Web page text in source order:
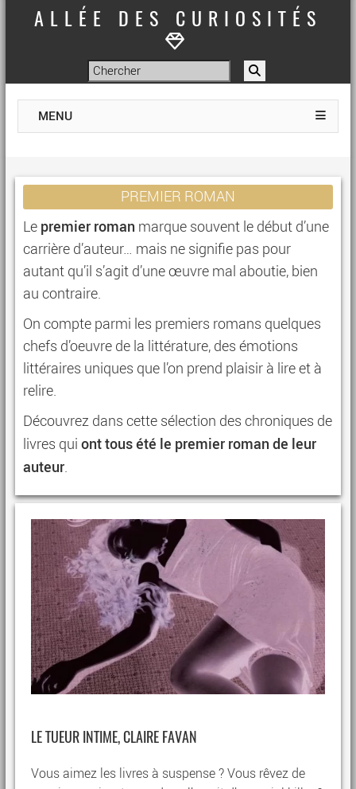
ALLÉE DES CURIOSITÉS
MENU
PREMIER ROMAN
Le premier roman marque souvent le début d’une
carrière d’auteur… mais ne signifie pas pour
autant qu’il s’agit d’une œuvre mal aboutie, bien
au contraire.
On compte parmi les premiers romans quelques
chefs d’oeuvre de la littérature, des émotions
littéraires uniques que l’on prend plaisir à lire et à
relire.
Découvrez dans cette sélection des chroniques de
livres qui ont tous été le premier roman de leur
auteur.
LE TUEUR INTIME, CLAIRE FAVAN
Vous aimez les livres à suspense ? Vous rêvez de